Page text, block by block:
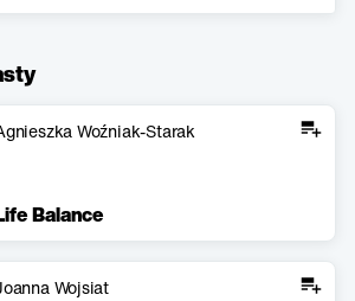
Woźniak-Starak
Balance
Wojsiat